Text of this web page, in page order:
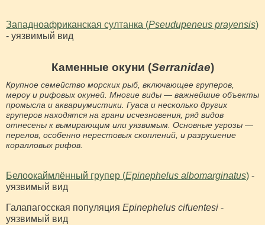
Западноафриканская султанка (Pseudupeneus prayensis)
- уязвимый вид
Каменные окуни (Serranidae)
Крупное семейство морских рыб, включающее груперов,
мероу и рифовых окуней. Многие виды — важнейшие объекты
промысла и аквариумистики. Гуаса и несколько других
груперов находятся на грани исчезновения, ряд видов
отнесены к вымирающим или уязвимым. Основные угрозы —
перелов, особенно нерестовых скоплений, и разрушение
коралловых рифов.
Белоокаймлённый групер (Epinephelus albomarginatus) -
уязвимый вид
Галапагосская популяция Epinephelus cifuentesi -
уязвимый вид